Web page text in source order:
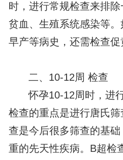
时，进行常规检查来排
贫血、生殖系统感染等
早产等病史，还需检查促
二、10-12周 检查
怀孕10-12周时，进
检查的重点是进行唐氏
查是今后很多筛查的基
重的先天性疾病。B超检